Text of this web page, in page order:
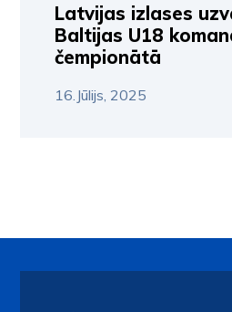
Latvijas izlases
Baltijas U18
čempionātā
16.Jūlijs, 2025